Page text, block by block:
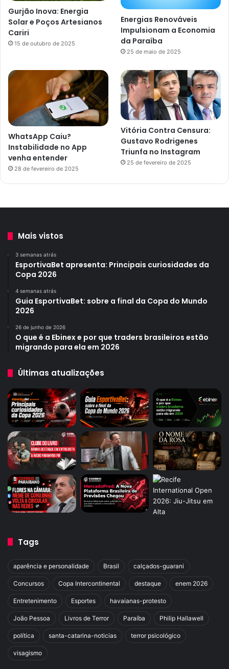
Gurjão Inova: Energia
Solar e Poços Artesianos
Cariri
15 de outubro de 2025
Energias Renováveis
Impulsionam a Economia
da Paraíba
25 de maio de 2025
WhatsApp Caiu?
Instabilidade no App
venha entender
28 de fevereiro de 2025
Vitória Contra Censura:
Gustavo Rodrigenes
Triunfa no Instagram
25 de fevereiro de 2025
Mais vistos
3 semanas atrás
EsportivaBet apresenta: Principais curiosidades da
Copa 2026
4 semanas atrás
Guia EsportivaBet: sobre a final da Copa do Mundo
2026
26 de junho de 2026
O que é a Ebinex e por que traders brasileiros estão
migrando para ela em 2026
Últimas atualizações
Tags
aparência e personalidade Brasil calçados-guarani
Concursos Copa Intercontinental destaque enem 2026
Entretenimento Esportes havaianas-protesto
João Pessoa Livros de Terror Paraíba Philip Hallawell
política santa-catarina-noticias terror psicológico
visagismo